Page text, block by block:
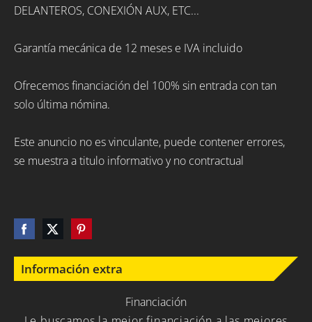
Información extra
Financiación
DELANTEROS, CONEXIÓN AUX, ETC...
Garantía mecánica de 12 meses e IVA incluido
Ofrecemos financiación del 100% sin entrada con tan
solo última nómina.
Este anuncio no es vinculante, puede contener errores,
se muestra a titulo informativo y no contractual